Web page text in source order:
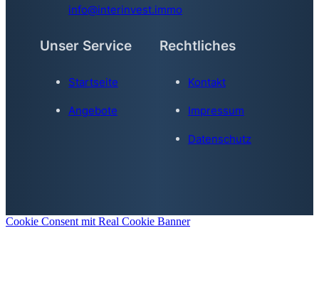
info@interinvest.immo
Unser Service
Startseite
Angebote
Rechtliches
Kontakt
Impressum
Datenschutz
Cookie Consent mit Real Cookie Banner